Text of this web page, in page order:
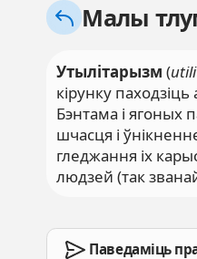
Малы
Утылітарызм (
кірунку
Бэнтама і ягоных
шчасця і
гледжання іх
людзей (так
Паведаміць